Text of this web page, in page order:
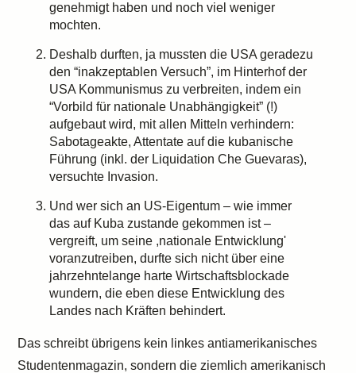
genehmigt haben und noch viel weniger
mochten.
Deshalb durften, ja mussten die USA geradezu
den “inakzeptablen Versuch”, im Hinterhof der
USA Kommunismus zu verbreiten, indem ein
“Vorbild für nationale Unabhängigkeit” (!)
aufgebaut wird, mit allen Mitteln verhindern:
Sabotageakte, Attentate auf die kubanische
Führung (inkl. der Liquidation Che Guevaras),
versuchte Invasion.
Und wer sich an US-Eigentum – wie immer
das auf Kuba zustande gekommen ist –
vergreift, um seine ,nationale Entwicklung'
voranzutreiben, durfte sich nicht über eine
jahrzehntelange harte Wirtschaftsblockade
wundern, die eben diese Entwicklung des
Landes nach Kräften behindert.
Das schreibt übrigens kein linkes antiamerikanisches
Studentenmagazin, sondern die ziemlich amerikanisch